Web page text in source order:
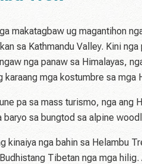
makatagbaw ug magantihon
sa Kathmandu Valley. Kini
nga panaw sa Himalayas,
karaang mga kostumbre sa mga
pa sa mass turismo, nga ang
sa bungtod sa alpine
kinaiya nga bahin sa Helambu
Tibetan nga mga